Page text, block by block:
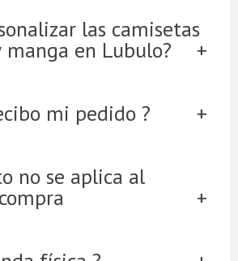
las camisetas
manga en Lubulo?
mi pedido ?
no se aplica al